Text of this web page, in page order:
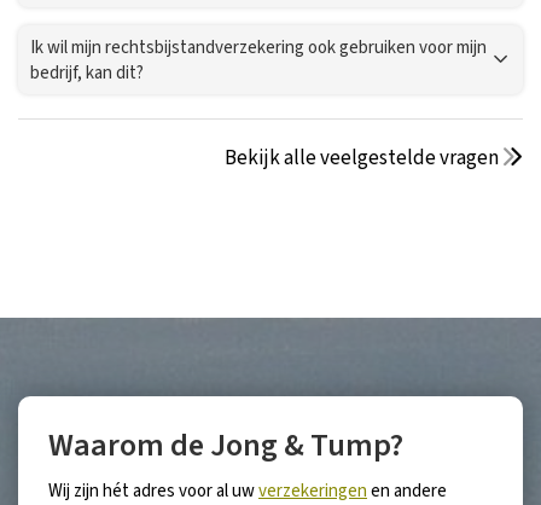
Ik wil mijn rechtsbijstandverzekering ook gebruiken voor mijn
bedrijf, kan dit?
Bekijk alle veelgestelde vragen
Waarom de Jong & Tump?
Wij zijn hét adres voor al uwverzekeringenen andere